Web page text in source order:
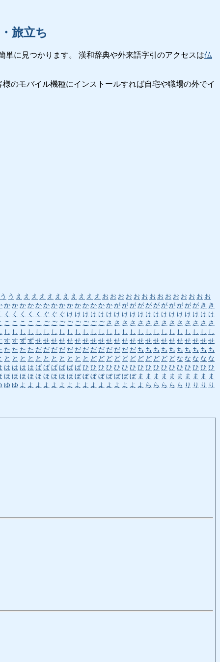
旅立ち
に見つかります。 漢和辞典や外来語字引のアクセスは仏
様のモバイル機種にインストールすれば自宅や職場の外でイ
う う え え え え え え え え え え え お お お お お お お お お お お お お お
か か か か か か か か か か か か か か が が が が が が が が が が が き き
く く く く く ぐ ぐ ぐ け け け け け け け け け け け け け け け け け け け
こ こ こ こ こ ご ご ご ご ご ご ご ご さ さ さ さ さ さ さ さ さ さ さ さ さ さ
し し し し し し し し し し し し し し し し し し し し し し し し し し し
す す ず ず せ せ せ せ せ せ せ せ せ せ せ せ せ せ せ せ せ せ せ せ せ せ せ
た た た た だ だ だ だ だ だ だ だ だ だ だ だ だ ち ち ち ち ち ち ち ち ち ち
と と と と と と と と と と と ど ど ど ど ど ど ど ど ど ど ど な な な な な
は は は は ば ば ば ば ば ば ひ ひ ひ ひ ひ ひ ひ ひ ひ ひ ひ ひ ひ ひ ひ ひ ひ
ほ ほ ほ ほ ほ ほ ほ ほ ほ ぼ ぼ ぼ ぼ ぼ ぼ ぼ ぼ ま ま ま ま ま ま ま ま ま ま
ゆ ゆ よ よ よ よ よ よ よ よ よ よ よ よ よ よ よ よ ら ら ら ら ら り り り り